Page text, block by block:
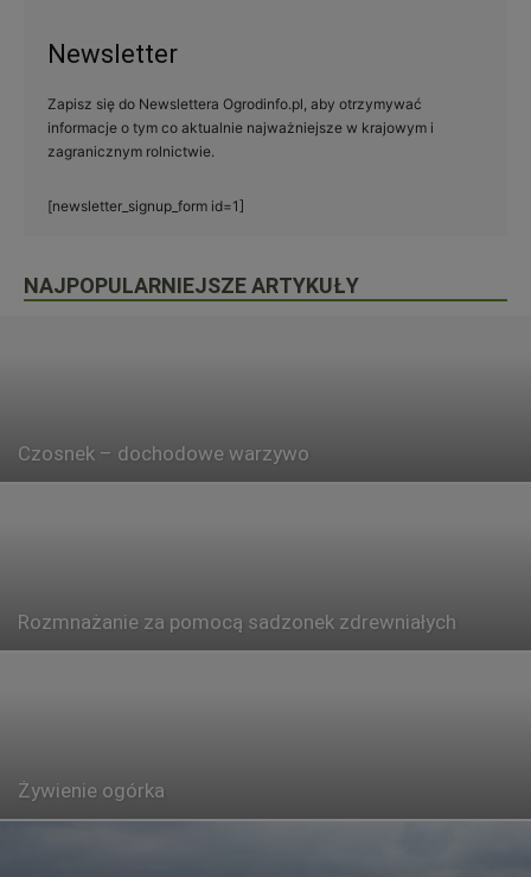
Newsletter
Zapisz się do Newslettera Ogrodinfo.pl, aby otrzymywać
informacje o tym co aktualnie najważniejsze w krajowym i
zagranicznym rolnictwie.
[newsletter_signup_form id=1]
NAJPOPULARNIEJSZE ARTYKUŁY
Czosnek – dochodowe warzywo
Rozmnażanie za pomocą sadzonek zdrewniałych
Żywienie ogórka